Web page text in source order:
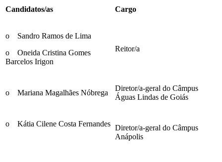
Candidatos/as Cargo
o Sandro Ramos de Lima
o Oneida Cristina Gomes
Barcelos Irigon
Reitor/a
o Mariana Magalhães Nóbrega
Diretor/a-geral do Câmpus
Águas Lindas de Goiás
o Kátia Cilene Costa Fernandes Diretor/a-geral do Câmpus
Anápolis